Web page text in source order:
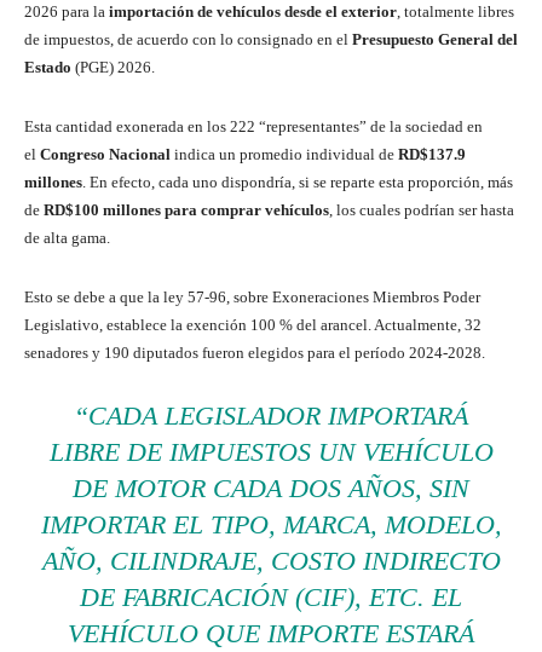
2026 para la importación de vehículos desde el exterior , totalmente libres
de impuestos, de acuerdo con lo consignado en el Presupuesto General del
Estado (PGE) 2026.
Esta cantidad exonerada en los 222 “representantes” de la sociedad en
el Congreso Nacional indica un promedio individual de RD$137.9
millones . En efecto, cada uno dispondría, si se reparte esta proporción, más
de RD$100 millones para comprar vehículos , los cuales podrían ser hasta
de alta gama.
Esto se debe a que la ley 57-96, sobre Exoneraciones Miembros Poder
Legislativo, establece la exención 100 % del arancel. Actualmente, 32
senadores y 190 diputados fueron elegidos para el período 2024-2028.
“CADA LEGISLADOR IMPORTARÁ
LIBRE DE IMPUESTOS UN VEHÍCULO
DE MOTOR CADA DOS AÑOS, SIN
IMPORTAR EL TIPO, MARCA, MODELO,
AÑO, CILINDRAJE, COSTO INDIRECTO
DE FABRICACIÓN (CIF), ETC. EL
VEHÍCULO QUE IMPORTE ESTARÁ